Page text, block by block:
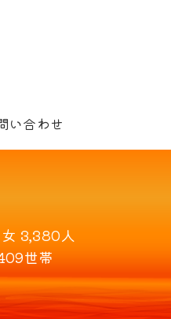
い合わせ
女 3,380人
世帯